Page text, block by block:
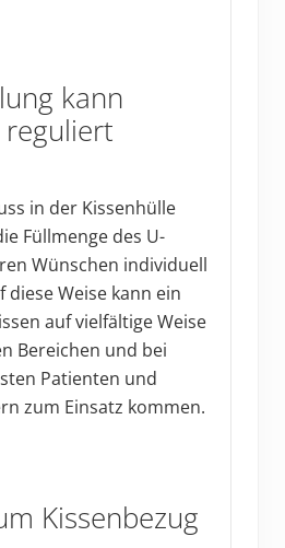
kann
in der Kissenhülle
Füllmenge des U-
Wünschen individuell
diese Weise kann ein
auf vielfältige Weise
Bereichen und bei
Patienten und
zum Einsatz kommen.
Kissenbezug